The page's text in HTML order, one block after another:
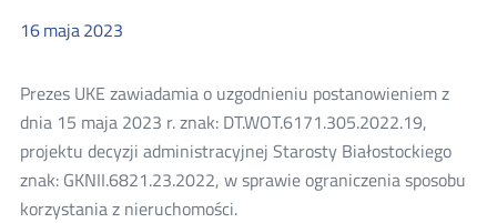
z
o.o.
16maja2023
Prezes UKE zawiadamia o uzgodnieniu postanowieniem z
dnia 15 maja 2023 r. znak: DT.WOT.6171.305.2022.19,
projektu decyzji administracyjnej Starosty Białostockiego
znak: GKNII.6821.23.2022, w sprawie ograniczenia sposobu
korzystania z nieruchomości.